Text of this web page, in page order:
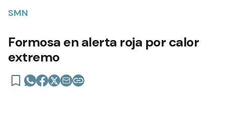
SMN
Formosa en alerta roja por calor
extremo